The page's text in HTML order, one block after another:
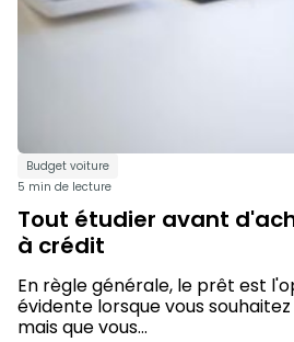
Budget voiture
5 min de lecture
Tout étudier avant
à crédit
En règle générale, le prêt est
évidente lorsque vous
mais que vous...